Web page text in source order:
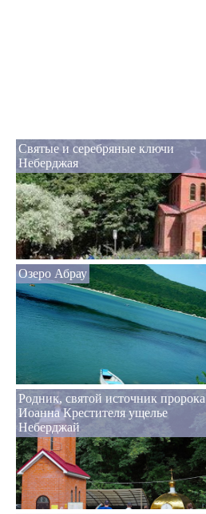
Святые и серебряные ключи
Неберджая
Озеро Абрау
Родник, святой источник пророка
Иоанна Крестителя ущелье
Неберджай